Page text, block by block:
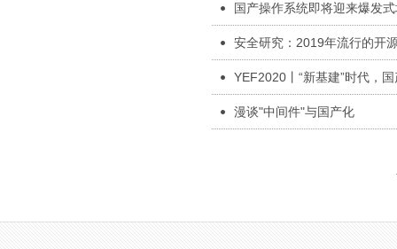
国产操作系统即将迎来爆发
安全研究：2019年流行的开
YEF2020丨“新基建”时代，
漫谈"中间件"与国产化